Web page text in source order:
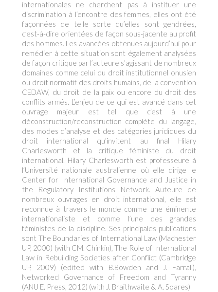
internationales ne cherchent pas à instituer une
discrimination à l’encontre des femmes, elles ont été
façonnées de telle sorte qu’elles sont gendrées,
c’est-à-dire orientées de façon sous-jacente au profit
des hommes. Les avancées obtenues aujourd’hui pour
remédier à cette situation sont également analysées
de façon critique par l’auteure s’agissant de nombreux
domaines comme celui du droit institutionnel onusien
ou droit normatif des droits humains, de la convention
CEDAW, du droit de la paix ou encore du droit des
conflits armés. L’enjeu de ce qui est avancé dans cet
ouvrage majeur est tel que c’est à une
déconstruction/reconstruction complète du langage,
des modes d’analyse et des catégories juridiques du
droit international qu’invitent au final Hilary
Charlesworth et la critique féministe du droit
international. Hilary Charlesworth est professeure à
l’Université nationale australienne où elle dirige le
Center for International Governance and Justice in
the Regulatory Institutions Network. Auteure de
nombreux ouvrages en droit international, elle est
reconnue à travers le monde comme une éminente
internationaliste et comme l’une des grandes
féministes de la discipline. Ses principales publications
sont The Boundaries of International Law (Machester
UP, 2000) (with CM. Chinkin), The Role of International
Law in Rebuilding Societies after Conflict (Cambridge
UP, 2009) (edited with B.Bowden and J. Farrall),
Networked Governance of Freedom and Tyranny
(ANU E. Press, 2012) (with J. Braithwaite & A. Soares)